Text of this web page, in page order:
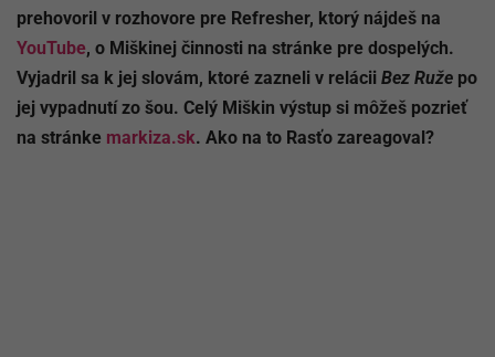
prehovoril v rozhovore pre Refresher, ktorý nájdeš na
YouTube, o Miškinej činnosti na stránke pre dospelých.
Vyjadril sa k jej slovám, ktoré zazneli v relácii Bez Ruže po
jej vypadnutí zo šou. Celý Miškin výstup si môžeš pozrieť
na stránke markiza.sk. Ako na to Rasťo zareagoval?